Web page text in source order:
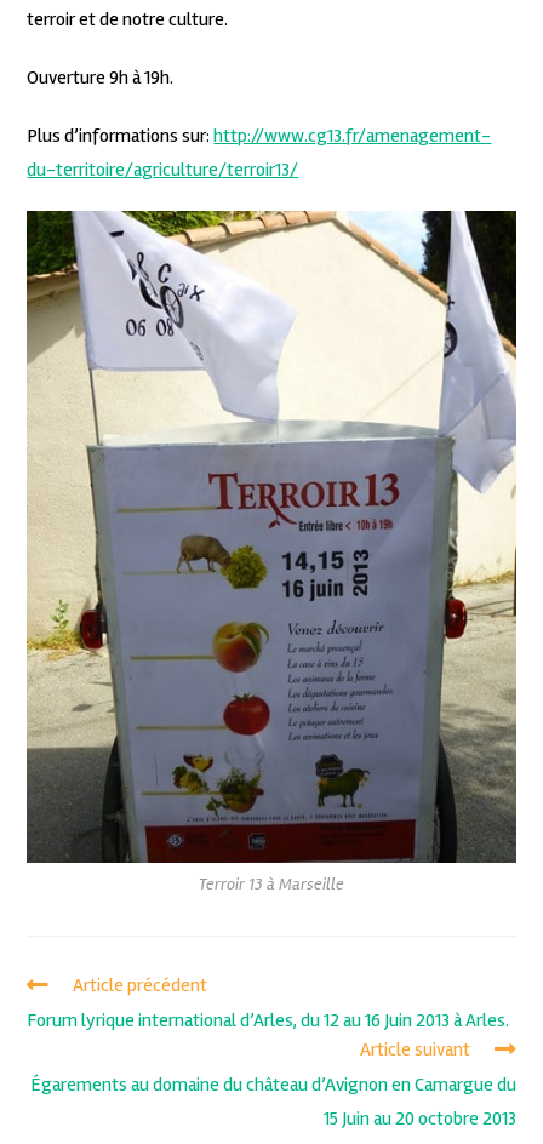
terroir et de notre culture.
Ouverture 9h à 19h.
Plus d’informations sur:http://www.cg13.fr/amenagement-
du-territoire/agriculture/terroir13/
Terroir 13 à Marseille
Article précédent
Forum lyrique international d’Arles, du 12 au 16 Juin 2013 à Arles.
Article suivant
Égarements au domaine du château d’Avignon en Camargue du
15 Juin au 20 octobre 2013